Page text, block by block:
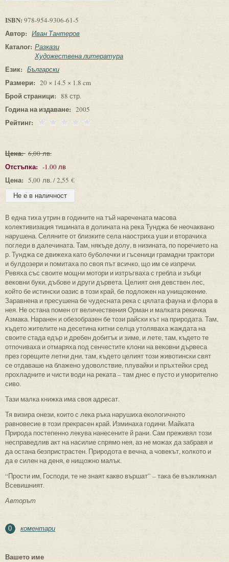
ISBN: 978-954-9306-61-5
Автор: Иван Тантеров
Каталог: Разкази
Художествена литература
Език: Български
Размери: 20 × 14.5 × 1.8 cm
Брой страници: 88 стр.
Година на издаване: 2005
Рейтинг:
Цена: 6,00 лв.
Отстъпка: -1.00 лв
Цена: 5,00 лв. / 2,55 €
В една тиха утрин в годините на тъй наречената масова
колективизация тишината в долината на река Тунджа бе неочаквано
нарушена. Селяните от близките села наостриха уши и вторачиха
погледи в далечината. Там, някъде долу, в низината, по поречието на
р. Тунджа се движеха като буболечки и гъсеници грамадни трактори
и булдозери и помитаха по своя път всичко, що им се изпречи.
Ревяха със своите мощни мотори и изтръгваха с гребла и зъбци
вековни буки, дъбове и други дървета. Целият оня девствен лес,
който бе истински оазис в този край, бе подложен на унищожение.
Заравнена и пресушена бе чудесната река с цялата фауна и флора в
нея. Не остана помен от величествения Орман и малката рекичка
Азмака. Наранен и обезобразен бе този райски кът на природата. Там,
където жителите на десетина китни селца утоляваха жаждата на
своите стада едър и дребен добитък и зиме, и лете, там, където те
отпочиваха и отмаряха под сенчестите клони на вековни дървеса
през горещите летни дни, там, където целият този животински свят
се отдаваше на блажено удоволствие, плувайки и пръхтейки сред
прохладните и чисти води на реката – там днес е пусто и уморително
сиво.
Тази малка книжка има своя адресат.
Тя визира онези, които с лека ръка нарушиха екологичното
равновесие в този прекрасен край. Изминаха години. Майката
Природа постепенно лекува нанесените й рани. Сам преживял този
несправедлив акт на насилие спрямо нея, аз не можах да забравя и
да остана безпристрастен. Природота е вечна, а човекът, колкото и
да е силен на деня, е нищожно малък.
“Прости им, Господи, те не знаят какво вършат” – така бе възкликнал
Всевишният.
Авторът
0 коментари
Вашето име